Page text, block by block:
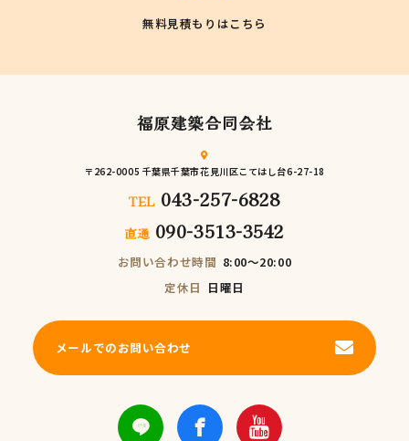
無料見積もりはこちら
福原建築合同会社
〒262-0005 千葉県千葉市花見川区こてはし台6-27-18
TEL 043-257-6828
直通 090-3513-3542
お問い合わせ時間 8:00～20:00
定休日 日曜日
メールでのお問い合わせ